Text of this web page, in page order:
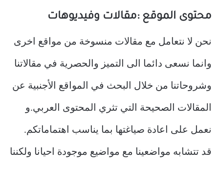
محتوى الموقع :مقالات وفيديوهات
نحن لا نتعامل مع مقالات منسوخة من مواقع اخرى
وانما نسعى دائما الى التميز والحصرية في مقالاتنا
وشروحاتنا من خلال البحث في المواقع الأجنبية عن
المقالات الصحيحة التي تثري المحتوى العربي.و
نعمل على اعادة صياغتها بما يناسب اهتماماتكم.
قد تتشابه مواضعينا مع مواضيع موجودة احيانا ولكننا